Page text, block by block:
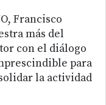
Francisco
más del
con el diálogo
para
la actividad